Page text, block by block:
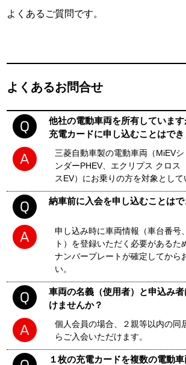
よくあるご質問です。
よくあるお問合せ
他社の電動車両を所有していま
充電カードに申し込むことはでき
三菱自動車製の電動車両（MiEV
ンダーPHEV、エクリプス クロス
スEV）にお乗りの方を対象として
納車前に入会を申し込むことはで
申し込み時に車両情報（車台番号
ト）を登録いただく必要があるた
ナンバープレートが確定してから
い。
車両の名義（使用者）と申込み
けませんか？
個人会員の場合、２親等以内の同
らご入会いただけます。
１枚の充電カードを複数の電動